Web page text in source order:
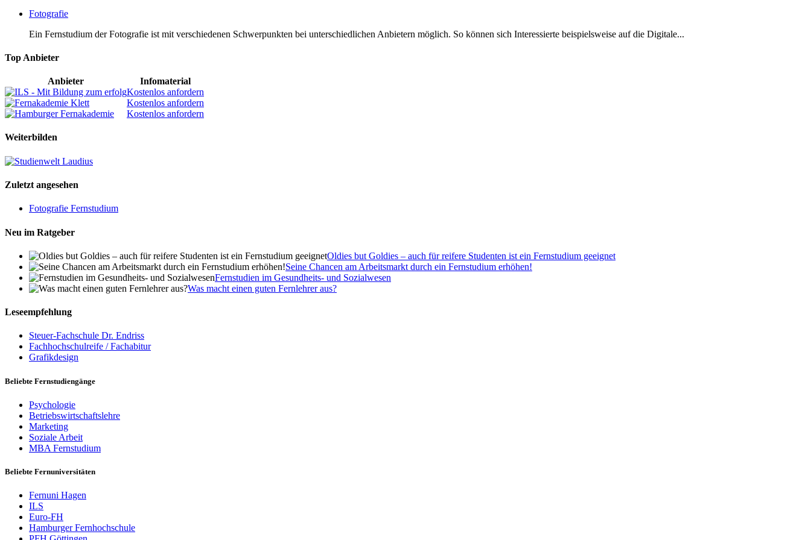
Fotografie
Ein Fernstudium der Fotografie ist mit verschiedenen Schwerpunkten bei unterschiedlichen Anbietern möglich. So können sich Interessierte beispielsweise auf die Digitale...
Top Anbieter
Anbieter
Infomaterial
Kostenlos anfordern
Kostenlos anfordern
Kostenlos anfordern
Weiterbilden
Zuletzt angesehen
Fotografie Fernstudium
Neu im Ratgeber
Oldies but Goldies – auch für reifere Studenten ist ein Fernstudium geeignet
Seine Chancen am Arbeitsmarkt durch ein Fernstudium erhöhen!
Fernstudien im Gesundheits- und Sozialwesen
Was macht einen guten Fernlehrer aus?
Leseempfehlung
Steuer-Fachschule Dr. Endriss
Fachhochschulreife / Fachabitur
Grafikdesign
Beliebte Fernstudiengänge
Psychologie
Betriebswirtschaftslehre
Marketing
Soziale Arbeit
MBA Fernstudium
Beliebte Fernuniversitäten
Fernuni Hagen
ILS
Euro-FH
Hamburger Fernhochschule